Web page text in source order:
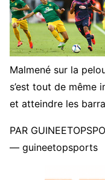
Malmené sur la
s’est tout de même
et atteindre les
PAR
— guineetopsports